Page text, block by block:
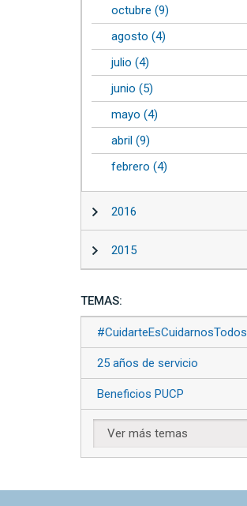
octubre (9)
agosto (4)
julio (4)
junio (5)
mayo (4)
abril (9)
febrero (4)
2016
2015
TEMAS:
#CuidarteEsCuidarnosTodos
25 años de servicio
Beneficios PUCP